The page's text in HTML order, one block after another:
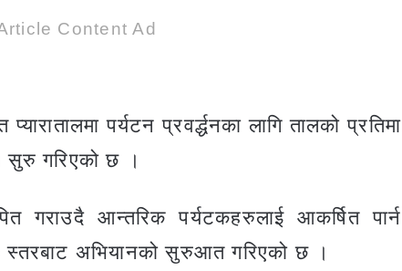
Content Ad
पर्यटन प्रवर्द्धनका लागि तालको प्रतिमा
सुरु गरिएको छ ।
गराउदै आन्तरिक पर्यटकहरुलाई आकर्षित पार्न
स्तरबाट अभियानको सुरुआत गरिएको छ ।